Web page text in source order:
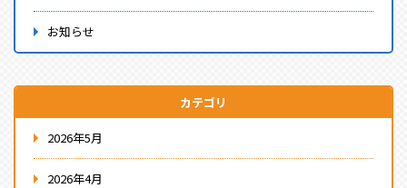
お知らせ
カテゴリ
2026年5月
2026年4月